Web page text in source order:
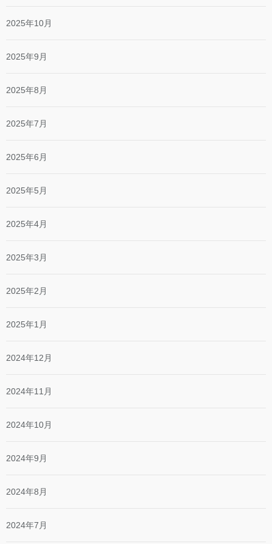
2025年10月
2025年9月
2025年8月
2025年7月
2025年6月
2025年5月
2025年4月
2025年3月
2025年2月
2025年1月
2024年12月
2024年11月
2024年10月
2024年9月
2024年8月
2024年7月